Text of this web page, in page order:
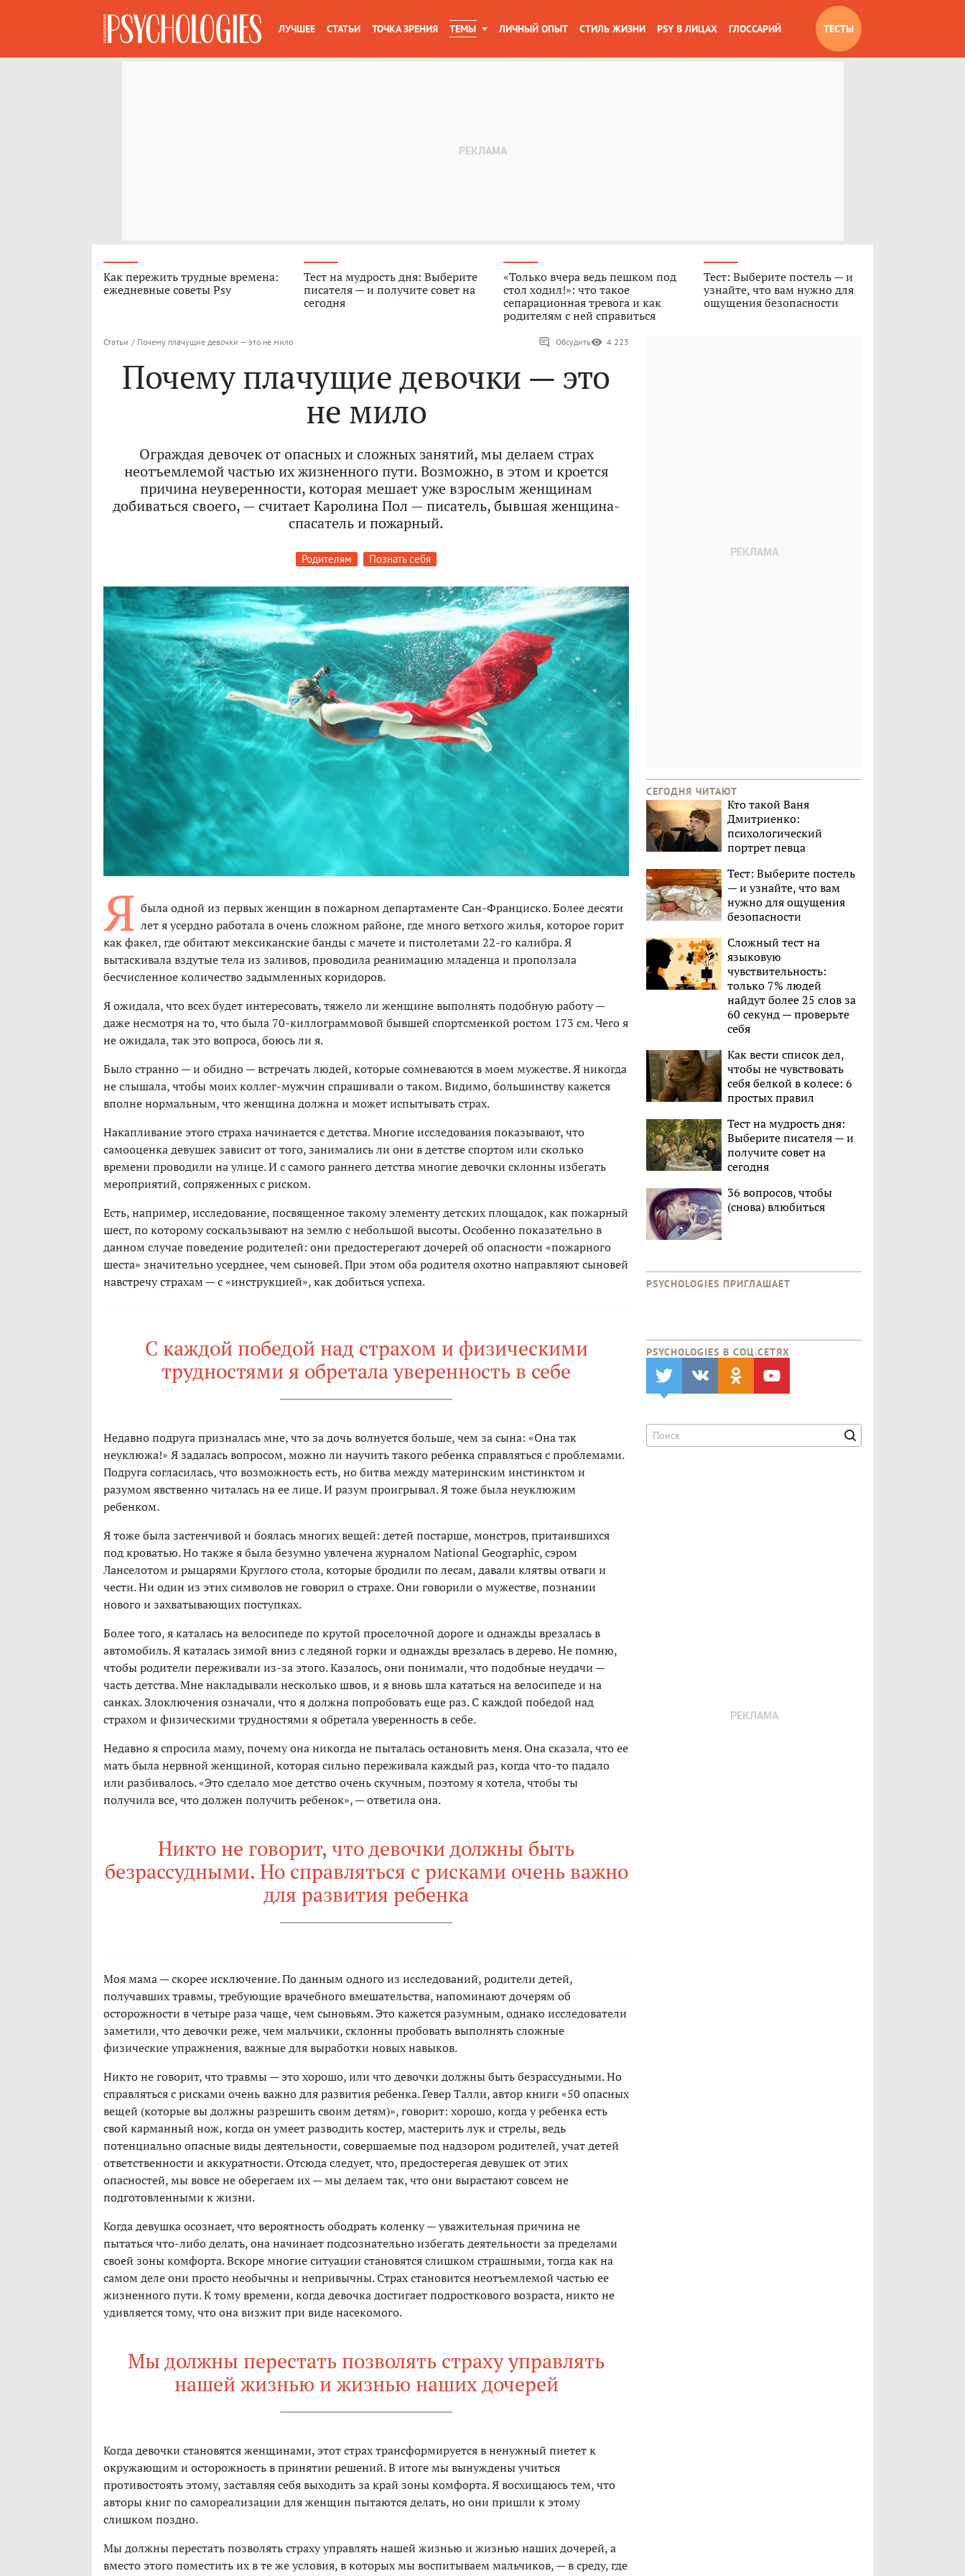
ЛУЧШЕЕ СТАТЬИ ТОЧКА ЗРЕНИЯ ТЕМЫ ЛИЧНЫЙ ОПЫТ СТИЛЬ ЖИЗНИ PSY В ЛИЦАХ ГЛОССАРИЙ ТЕСТЫ
Как пережить трудные времена:
ежедневные советы Psy
Тест на мудрость дня: Выберите
писателя — и получите совет на
сегодня
«Только вчера ведь пешком под
стол ходил!»: что такое
сепарационная тревога и как
родителям с ней справиться
Тест: Выберите постель — и
узнайте, что вам нужно для
ощущения безопасности
Статьи / Почему плачущие девочки — это не мило Обсудить 4 223
Почему плачущие девочки — это
не мило
Ограждая девочек от опасных и сложных занятий, мы делаем страх
неотъемлемой частью их жизненного пути. Возможно, в этом и кроется
причина неуверенности, которая мешает уже взрослым женщинам
добиваться своего, — считает Каролина Пол — писатель, бывшая женщина-
спасатель и пожарный.
Родителям Познать себя
Я была одной из первых женщин в пожарном департаменте Сан-Франциско. Более десяти
лет я усердно работала в очень сложном районе, где много ветхого жилья, которое горит
как факел, где обитают мексиканские банды с мачете и пистолетами 22-го калибра. Я
вытаскивала вздутые тела из заливов, проводила реанимацию младенца и проползала
бесчисленное количество задымленных коридоров.
Я ожидала, что всех будет интересовать, тяжело ли женщине выполнять подобную работу —
даже несмотря на то, что была 70-киллограммовой бывшей спортсменкой ростом 173 см. Чего я
не ожидала, так это вопроса, боюсь ли я.
Было странно — и обидно — встречать людей, которые сомневаются в моем мужестве. Я никогда
не слышала, чтобы моих коллег-мужчин спрашивали о таком. Видимо, большинству кажется
вполне нормальным, что женщина должна и может испытывать страх.
Накапливание этого страха начинается с детства. Многие исследования показывают, что
самооценка девушек зависит от того, занимались ли они в детстве спортом или сколько
времени проводили на улице. И с самого раннего детства многие девочки склонны избегать
мероприятий, сопряженных с риском.
Есть, например, исследование, посвященное такому элементу детских площадок, как пожарный
шест, по которому соскальзывают на землю с небольшой высоты. Особенно показательно в
данном случае поведение родителей: они предостерегают дочерей об опасности «пожарного
шеста» значительно усерднее, чем сыновей. При этом оба родителя охотно направляют сыновей
навстречу страхам — с «инструкцией», как добиться успеха.
С каждой победой над страхом и физическими
трудностями я обретала уверенность в себе
Недавно подруга призналась мне, что за дочь волнуется больше, чем за сына: «Она так
неуклюжа!» Я задалась вопросом, можно ли научить такого ребенка справляться с проблемами.
Подруга согласилась, что возможность есть, но битва между материнским инстинктом и
разумом явственно читалась на ее лице. И разум проигрывал. Я тоже была неуклюжим
ребенком.
Я тоже была застенчивой и боялась многих вещей: детей постарше, монстров, притаившихся
под кроватью. Но также я была безумно увлечена журналом National Geographic, сэром
Ланселотом и рыцарями Круглого стола, которые бродили по лесам, давали клятвы отваги и
чести. Ни один из этих символов не говорил о страхе. Они говорили о мужестве, познании
нового и захватывающих поступках.
Более того, я каталась на велосипеде по крутой проселочной дороге и однажды врезалась в
автомобиль. Я каталась зимой вниз с ледяной горки и однажды врезалась в дерево. Не помню,
чтобы родители переживали из-за этого. Казалось, они понимали, что подобные неудачи —
часть детства. Мне накладывали несколько швов, и я вновь шла кататься на велосипеде и на
санках. Злоключения означали, что я должна попробовать еще раз. С каждой победой над
страхом и физическими трудностями я обретала уверенность в себе.
Недавно я спросила маму, почему она никогда не пыталась остановить меня. Она сказала, что ее
мать была нервной женщиной, которая сильно переживала каждый раз, когда что-то падало
или разбивалось. «Это сделало мое детство очень скучным, поэтому я хотела, чтобы ты
получила все, что должен получить ребенок», — ответила она.
Никто не говорит, что девочки должны быть
безрассудными. Но справляться с рисками очень важно
для развития ребенка
Моя мама — скорее исключение. По данным одного из исследований, родители детей,
получавших травмы, требующие врачебного вмешательства, напоминают дочерям об
осторожности в четыре раза чаще, чем сыновьям. Это кажется разумным, однако исследователи
заметили, что девочки реже, чем мальчики, склонны пробовать выполнять сложные
физические упражнения, важные для выработки новых навыков.
Никто не говорит, что травмы — это хорошо, или что девочки должны быть безрассудными. Но
справляться с рисками очень важно для развития ребенка. Гевер Талли, автор книги «50 опасных
вещей (которые вы должны разрешить своим детям)», говорит: хорошо, когда у ребенка есть
свой карманный нож, когда он умеет разводить костер, мастерить лук и стрелы, ведь
потенциально опасные виды деятельности, совершаемые под надзором родителей, учат детей
ответственности и аккуратности. Отсюда следует, что, предостерегая девушек от этих
опасностей, мы вовсе не оберегаем их — мы делаем так, что они вырастают совсем не
подготовленными к жизни.
Когда девушка осознает, что вероятность ободрать коленку — уважительная причина не
пытаться что-либо делать, она начинает подсознательно избегать деятельности за пределами
своей зоны комфорта. Вскоре многие ситуации становятся слишком страшными, тогда как на
самом деле они просто необычны и непривычны. Страх становится неотъемлемой частью ее
жизненного пути. К тому времени, когда девочка достигает подросткового возраста, никто не
удивляется тому, что она визжит при виде насекомого.
Мы должны перестать позволять страху управлять
нашей жизнью и жизнью наших дочерей
Когда девочки становятся женщинами, этот страх трансформируется в ненужный пиетет к
окружающим и осторожность в принятии решений. В итоге мы вынуждены учиться
противостоять этому, заставляя себя выходить за край зоны комфорта. Я восхищаюсь тем, что
авторы книг по самореализации для женщин пытаются делать, но они пришли к этому
слишком поздно.
Мы должны перестать позволять страху управлять нашей жизнью и жизнью наших дочерей, а
вместо этого поместить их в те же условия, в которых мы воспитываем мальчиков, — в среду, где
СЕГОДНЯ ЧИТАЮТ
Кто такой Ваня
Дмитриенко:
психологический
портрет певца
Тест: Выберите постель
— и узнайте, что вам
нужно для ощущения
безопасности
Сложный тест на
языковую
чувствительность:
только 7% людей
найдут более 25 слов за
60 секунд — проверьте
себя
Как вести список дел,
чтобы не чувствовать
себя белкой в колесе: 6
простых правил
Тест на мудрость дня:
Выберите писателя — и
получите совет на
сегодня
36 вопросов, чтобы
(снова) влюбиться
PSYCHOLOGIES ПРИГЛАШАЕТ
PSYCHOLOGIES В CОЦ.СЕТЯХ